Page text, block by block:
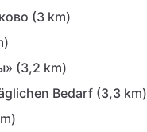
(3 km)
(3,2 km)
Bedarf (3,3 km)